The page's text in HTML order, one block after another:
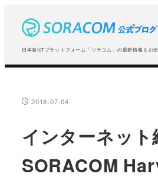
コ
日本発IoTプラットフォーム「ソラコム」の最新情報をお
投稿日
2018-07-04
インターネット
SORACOM